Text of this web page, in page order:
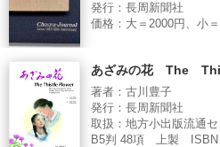
発行：長周新聞社
価格：大＝2000円、小
あざみの花 The
著者：古川豊子
発行：長周新聞社
取扱：地方小出版流通セ
B5判 48項 上製 ISBN